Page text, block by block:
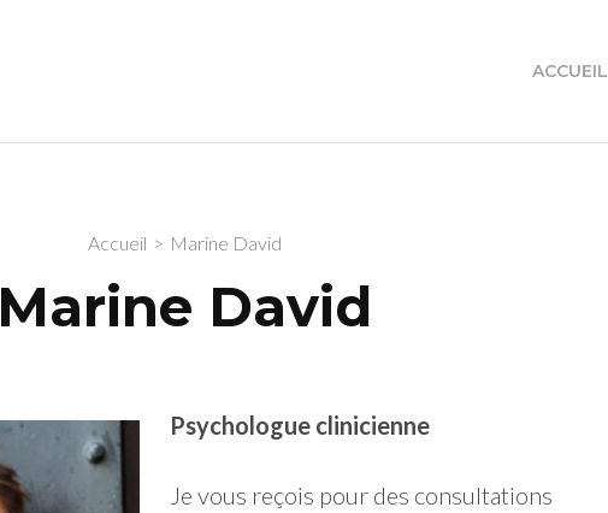
ACCUEIL
Accueil > Marine David
Marine David
Psychologue clinicienne
Je vous reçois pour des consultations